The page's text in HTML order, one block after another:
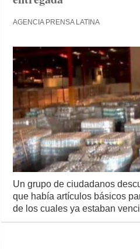
AGENCIA PRENSA LATINA
Un grupo de ciudadanos
que había artículos básicos
de los cuales ya estaban